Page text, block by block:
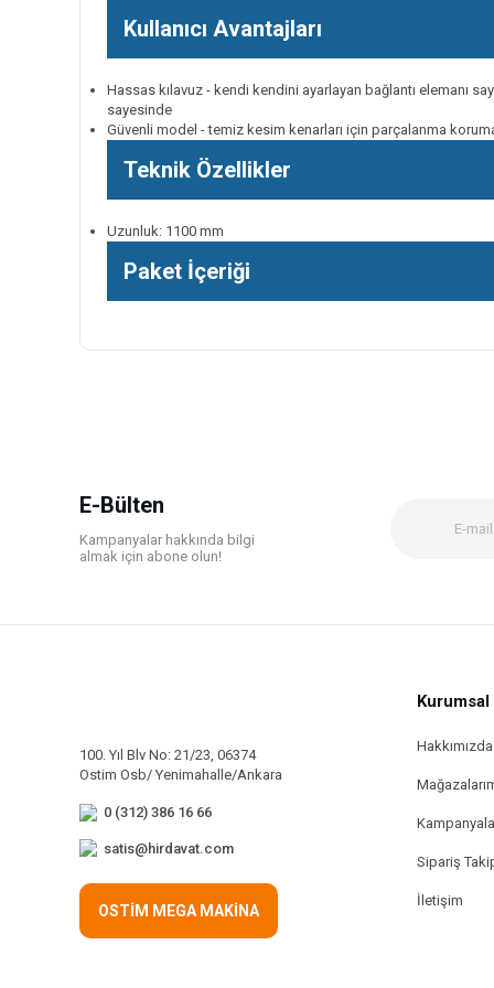
Kullanıcı Avantajları
Hassas kılavuz - kendi kendini ayarlayan bağlantı elemanı
sayesinde
Güvenli model - temiz kesim kenarları için parçalanma
Teknik Özellikler
Uzunluk: 1100 mm
Paket İçeriği
Bu ürünün fiyat bilgisi, resim, ürün açıklamalarında ve diğer
Bu ürüne benzer farklı alternatifler olmalı.
E-Bülten
Kampanyalar hakkında bilgi
almak için abone olun!
100. Yıl Blv No: 21/23, 06374
Ostim Osb/ Yenimahalle/Ankara
0 (312) 386 16 66
satis@hirdavat.com
OSTİM MEGA MAKİNA
Kurumsal
Hakkımızda
Sipariş
İletişim